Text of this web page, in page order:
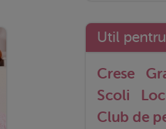
Util
Crese
Scoli
Club de